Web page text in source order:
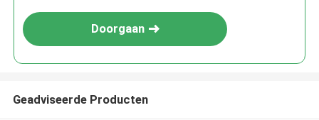
Doorgaan
Geadviseerde Producten